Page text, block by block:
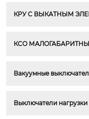
КРУ С ВЫКАТНЫМ
КСО
Вакуумные
Выключатели